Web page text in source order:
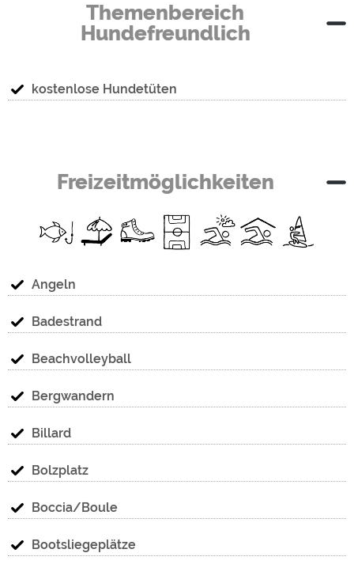
Themenbereich
Hundefreundlich
kostenlose Hundetüten
Freizeitmöglichkeiten
Angeln
Badestrand
Beachvolleyball
Bergwandern
Billard
Bolzplatz
Boccia/Boule
Bootsliegeplätze